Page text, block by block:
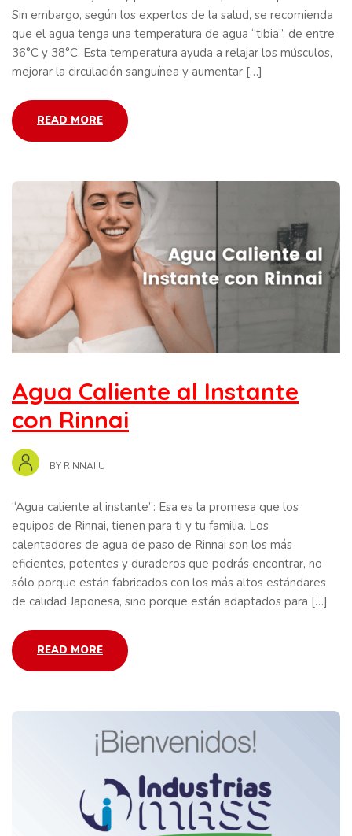
Sin embargo, según los expertos de la salud, se recomienda
que el agua tenga una temperatura de agua “tibia”, de entre
36°C y 38°C. Esta temperatura ayuda a relajar los músculos,
mejorar la circulación sanguínea y aumentar […]
READ MORE
Agua Caliente al Instante
con Rinnai
BY RINNAI U
“Agua caliente al instante”: Esa es la promesa que los
equipos de Rinnai, tienen para ti y tu familia. Los
calentadores de agua de paso de Rinnai son los más
eficientes, potentes y duraderos que podrás encontrar, no
sólo porque están fabricados con los más altos estándares
de calidad Japonesa, sino porque están adaptados para […]
READ MORE